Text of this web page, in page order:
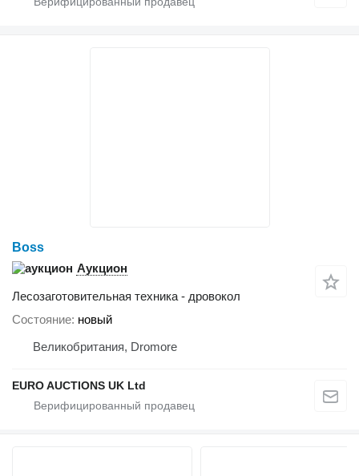
Boss
Аукцион
Лесозаготовительная техника - дровокол
Состояние новый
Великобритания, Dromore
EURO AUCTIONS UK Ltd